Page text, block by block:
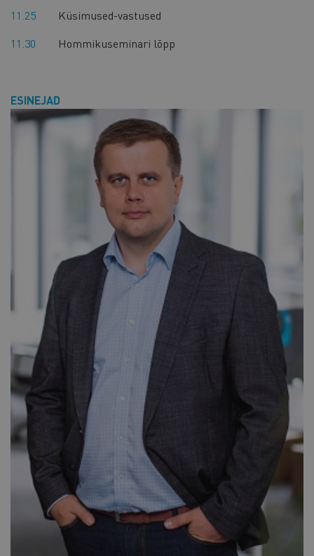
11.25
Küsimused-vastused
11.30
Hommikuseminari lõpp
ESINEJAD